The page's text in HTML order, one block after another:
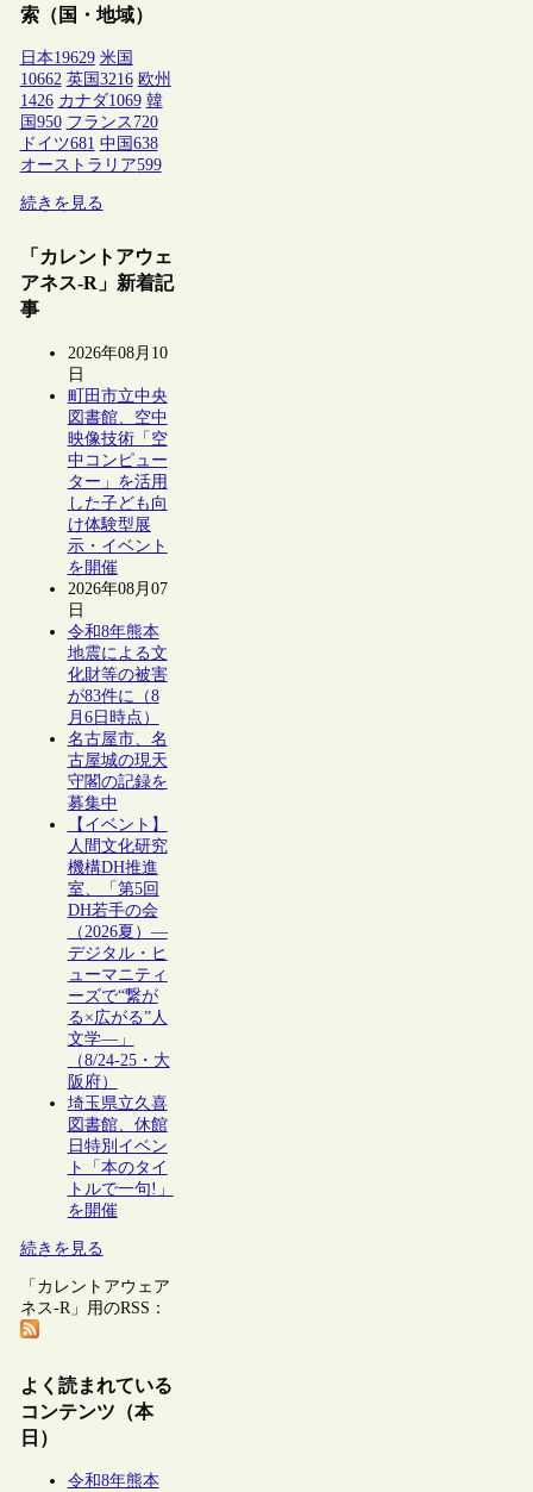
索（国・地域）
日本19629 米国
10662 英国 3216 欧州
1426 カナダ1069 韓
国 950 フランス 720
ドイツ681 中国 638
オーストラリア599
続きを見る
「カレントアウェ
アネス-R」新着記
事
2026年08月10
日
町田市立中央
図書館、空中
映像技術「空
中コンピュー
ター」を活用
した子ども向
け体験型展
示・イベント
を開催
2026年08月07
日
令和8年熊本
地震による文
化財等の被害
が83件に（8
月6日時点）
名古屋市、名
古屋城の現天
守閣の記録を
募集中
【イベント】
人間文化研究
機構DH推進
室、「第5回
DH若手の会
（2026夏）―
デジタル・ヒ
ューマニティ
ーズで“繋が
る×広がる”人
文学―」
（8/24-25・大
阪府）
埼玉県立久喜
図書館、休館
日特別イベン
ト「本のタイ
トルで一句!」
を開催
続きを見る
「カレントアウェア
ネス-R」用のRSS：
よく読まれている
コンテンツ（本
日）
令和8年熊本